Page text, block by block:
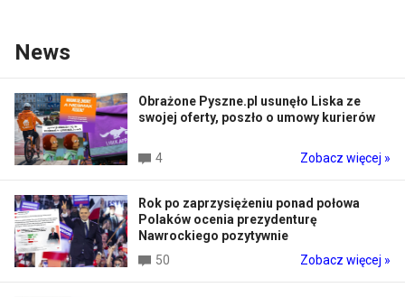
News
Obrażone Pyszne.pl usunęło Liska ze
swojej oferty, poszło o umowy kurierów
4 Zobacz więcej »
Rok po zaprzysiężeniu ponad połowa
Polaków ocenia prezydenturę
Nawrockiego pozytywnie
50
Zobacz więcej »